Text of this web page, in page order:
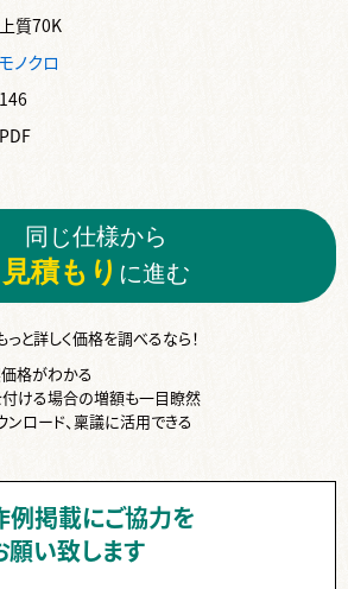
上質70K
モノクロ
146
PDF
同じ仕様から
見積もり に進む
っと詳しく価格を調べるなら！
価格がわかる
付ける場合の増額も一目瞭然
ンロード、稟議に活用できる
例掲載にご協力を
願い致します